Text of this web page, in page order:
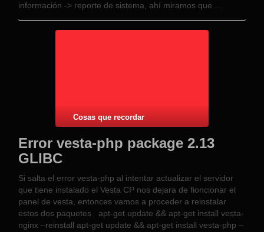
información -> reporte de sistema, ahí miramos que …
Cosas que recordar
Error vesta-php package 2.13
GLIBC
Si salta el error vesta-php al intentar actualizar el servidor
que tiene instalado el Vesta CP nos dejara de fioncionar el
panel de vesta, entonces vamos a proceder a reinstalar
estos dos paquetes apt-get update && apt-get install vesta-
nginx –reinstall apt-get update && apt-get install vesta-php –